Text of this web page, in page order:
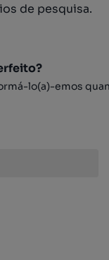
de pesquisa.
lo(a)-emos